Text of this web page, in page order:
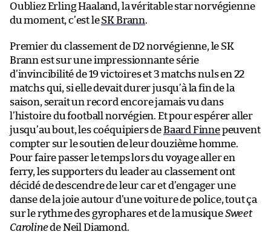
Oubliez Erling Haaland, la véritable star norvégienne
du moment, c’est leSK Brann.
Premier du classement de D2 norvégienne, le SK
Brann est sur une impressionnante série
d’invincibilité de 19 victoires et 3 matchs nuls en 22
matchs qui, si elle devait durer jusqu’à la fin de la
saison, serait un record encore jamais vu dans
l’histoire du football norvégien. Et pour espérer aller
jusqu’au bout, les coéquipiers deBaard Finnepeuvent
compter sur le soutien de leur douzième homme.
Pour faire passer le temps lors du voyage aller en
ferry, les supporters du leader au classement ont
décidé de descendre de leur car et d’engager une
danse de la joie autour d’une voiture de police, tout ça
sur le rythme des gyrophares et de la musiqueSweet
Carolinede Neil Diamond.